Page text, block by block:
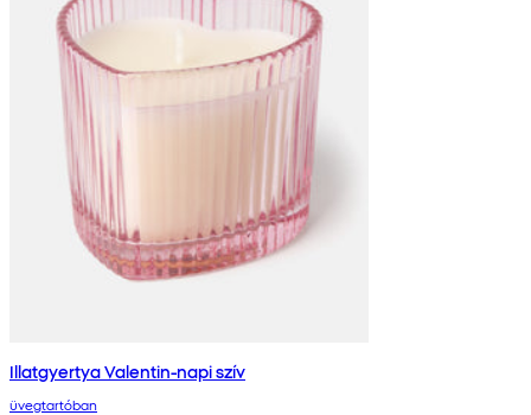
Illatgyertya Valentin-napi szív
üvegtartóban